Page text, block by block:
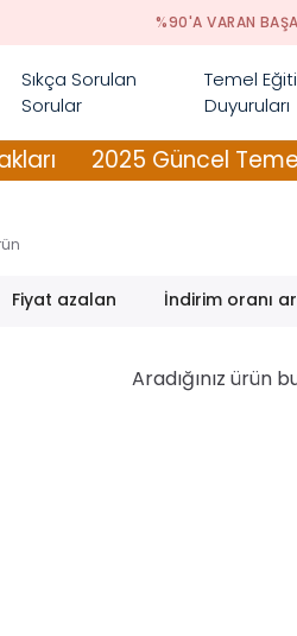
%90'A VARAN
Sıkça Sorulan
Sorular
Temel
Duyuruları
2025 Güncel Temel
Fiyat azalan İndirim oranı
Aradığınız ürün